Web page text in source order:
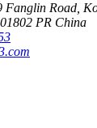
Fanglin Road,
PR China